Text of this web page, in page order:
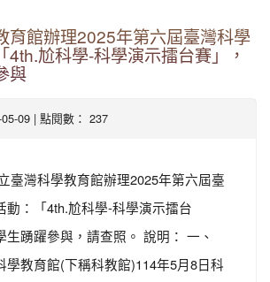
育館辦理2025年第六屆臺灣科學
4th.尬科學-科學演示擂台賽」，
與
09 | 點閱數： 237
臺灣科學教育館辦理2025年第六屆臺
動：「4th.尬科學-科學演示擂台
生踴躍參與，請查照。 說明： 一、
學教育館(下稱科教館)114年5月8日科